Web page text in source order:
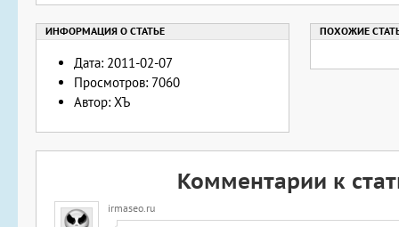
Дата: 2011-02-07
Просмотров: 7060
Автор: ХЪ
Комментарии к
irmaseo.ru